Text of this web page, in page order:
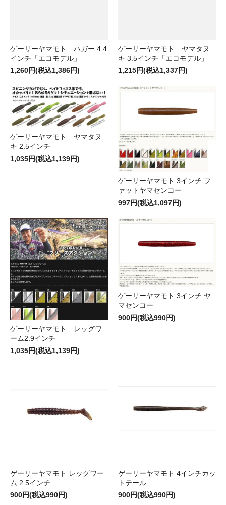
ゲーリーヤマモト ハガー 4.4
インチ「エコモデル」
1,260円(税込1,386円)
ゲーリーヤマモト ヤマタヌ
キ 3.5インチ「エコモデル」
1,215円(税込1,337円)
ゲーリーヤマモト ヤマタヌ
キ 2.5インチ
1,035円(税込1,139円)
ゲーリーヤマモト 3インチ フ
ァットヤマセンコー
997円(税込1,097円)
ゲーリーヤマモト レッグワ
ーム2.9インチ
1,035円(税込1,139円)
ゲーリーヤマモト 3インチ ヤ
マセンコー
900円(税込990円)
ゲーリーヤマモト レッグワー
ム 2.5インチ
900円(税込990円)
ゲーリーヤマモト 4インチカッ
トテール
900円(税込990円)